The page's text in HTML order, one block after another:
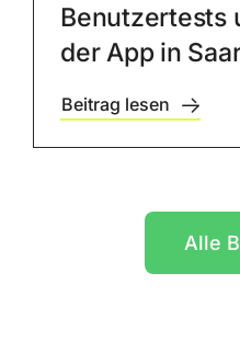
Benutzertests
der App in
Beitrag lesen
Alle